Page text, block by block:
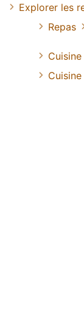
Explorer les
Repas